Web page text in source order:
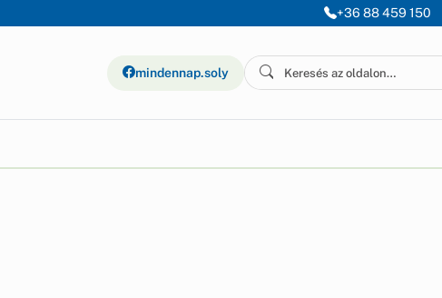
+36 88 459 150
mindennap.soly